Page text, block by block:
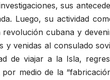
sus
Luego, su actividad
cubana y
venidas al consulado
de viajar a la Isla,
medio de la